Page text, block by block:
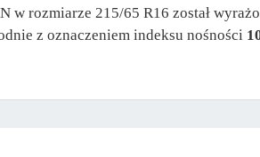
w rozmiarze 215/65 R16 został
z oznaczeniem indeksu nośności